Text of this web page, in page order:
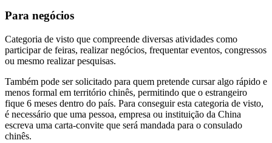
Para negócios
Categoria de visto que compreende diversas atividades como
participar de feiras, realizar negócios, frequentar eventos, congressos
ou mesmo realizar pesquisas.
Também pode ser solicitado para quem pretende cursar algo rápido e
menos formal em território chinês, permitindo que o estrangeiro
fique 6 meses dentro do país. Para conseguir esta categoria de visto,
é necessário que uma pessoa, empresa ou instituição da China
escreva uma carta-convite que será mandada para o consulado
chinês.